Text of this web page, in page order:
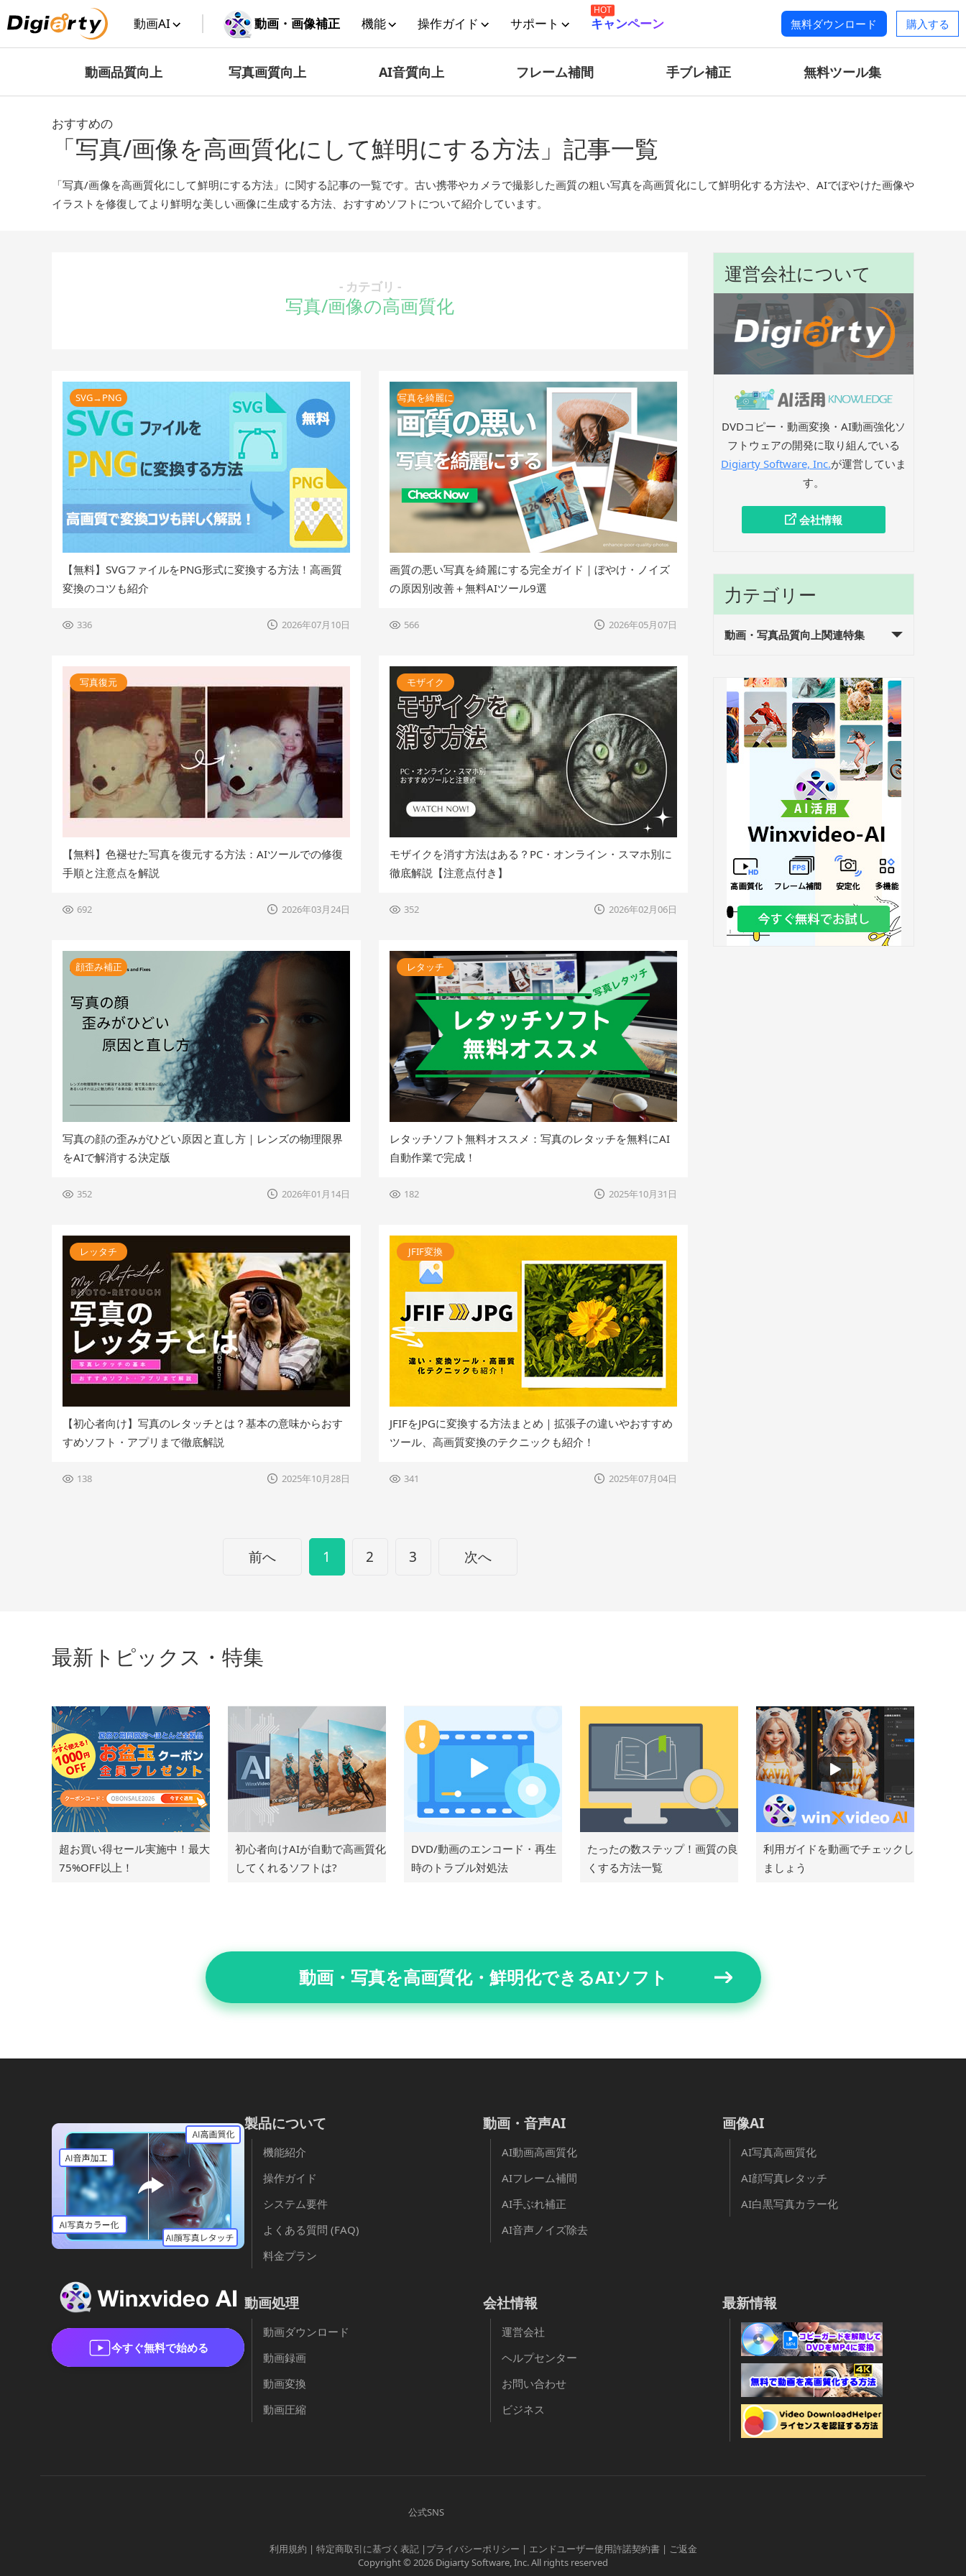
Digiarty 動画AI 動画・画像補正 機能 操作ガイド サポート
HOT
キャンペーン 無料ダウンロード 購入する
動画品質向上 写真画質向上 AI音質向上 フレーム補間 手ブレ補正 無料ツール集
おすすめの
「写真/画像を高画質化にして鮮明にする方法」記事一覧
「写真/画像を高画質化にして鮮明にする方法」に関する記事の一覧です。古い携帯やカメラで撮影した画質の粗い写真を高画質化にして鮮明化する方法や、AIでぼやけた画像や
イラストを修復してより鮮明な美しい画像に生成する方法、おすすめソフトについて紹介しています。
- カテゴリ -
写真/画像の高画質化
SVG→PNG
【無料】SVGファイルをPNG形式に変換する方法！高画質
変換のコツも紹介
336 2026年07月10日
写真を綺麗に
画質の悪い写真を綺麗にする完全ガイド｜ぼやけ・ノイズ
の原因別改善＋無料AIツール9選
566 2026年05月07日
写真復元
【無料】色褪せた写真を復元する方法：AIツールでの修復
手順と注意点を解説
692 2026年03月24日
モザイク
モザイクを消す方法はある？PC・オンライン・スマホ別に
徹底解説【注意点付き】
352 2026年02月06日
顔歪み補正
写真の顔の歪みがひどい原因と直し方｜レンズの物理限界
をAIで解消する決定版
352 2026年01月14日
レタッチ
レタッチソフト無料オススメ：写真のレタッチを無料にAI
自動作業で完成！
182 2025年10月31日
レッタチ
【初心者向け】写真のレタッチとは？基本の意味からおす
すめソフト・アプリまで徹底解説
138 2025年10月28日
JFIF変換
JFIFをJPGに変換する方法まとめ｜拡張子の違いやおすすめ
ツール、高画質変換のテクニックも紹介！
341 2025年07月04日
前へ 1 2 3 次へ
運営会社について
DVDコピー・動画変換・AI動画強化ソ
フトウェアの開発に取り組んでいる
Digiarty Software, Inc.が運営していま
す。
会社情報
力テゴリー
動画・写真品質向上関連特集
最新トピックス・特集
超お買い得セール実施中！最大
75%OFF以上！
初心者向けAIが自動で高画質化
してくれるソフトは?
DVD/動画のエンコード・再生
時のトラブル対処法
たったの数ステップ！画質の良
くする方法一覧
利用ガイドを動画でチェックし
ましょう
動画・写真を高画質化・鮮明化できるAIソフト
今すぐ無料で始める
製品について
機能紹介
操作ガイド
システム要件
よくある質問 (FAQ)
料金プラン
動画・音声AI
AI動画高画質化
AIフレーム補間
AI手ぶれ補正
AI音声ノイズ除去
画像AI
AI写真高画質化
AI顔写真レタッチ
AI白黒写真カラー化
動画処理
動画ダウンロード
動画録画
動画変換
動画圧縮
会社情報
運営会社
ヘルプセンター
お問い合わせ
ビジネス
最新情報
公式SNS
利用規約 | 特定商取引に基づく表記| プライバシーポリシー | エンドユーザー使用許諾契約書| ご返金
Copyright © 2026 Digiarty Software, Inc. All rights reserved